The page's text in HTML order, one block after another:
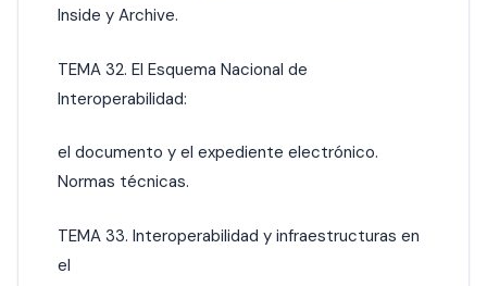
Inside y Archive.
TEMA 32. El Esquema Nacional de
Interoperabilidad:
el documento y el expediente electrónico.
Normas técnicas.
TEMA 33. Interoperabilidad y infraestructuras en
el